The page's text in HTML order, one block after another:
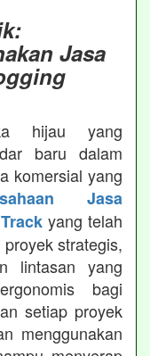
Jasa
hijau yang
baru dalam
komersial yang
Jasa
yang telah
strategis,
lintasan yang
bagi
setiap proyek
menggunakan